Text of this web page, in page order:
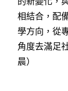
相結合，配
學方向，從
角度去滿足
晨）